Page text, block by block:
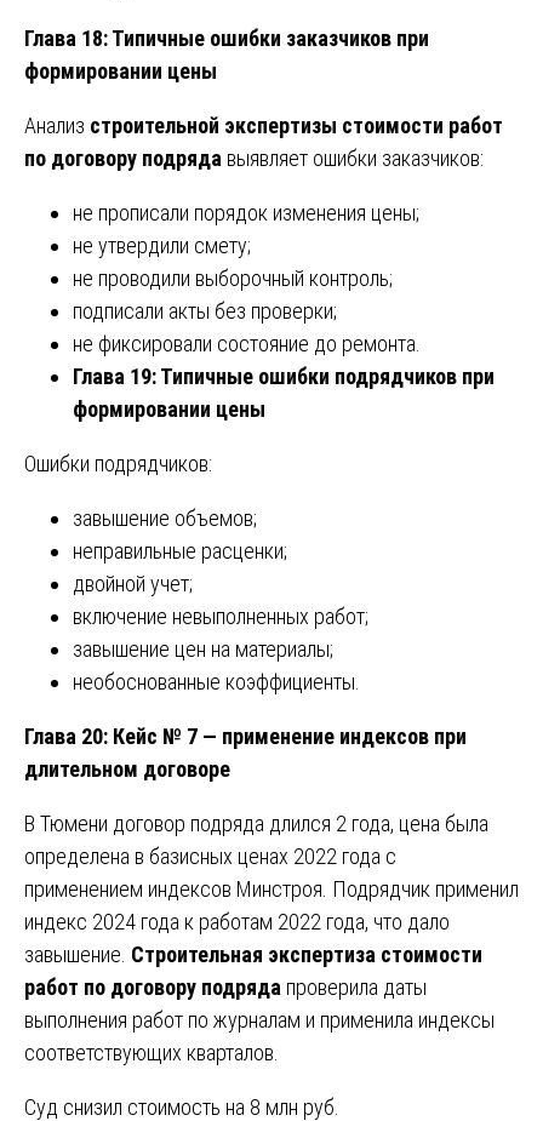
Глава 18: Типичные ошибки заказчиков при
формировании цены
Анализ строительной экспертизы стоимости работ
по договору подряда выявляет ошибки заказчиков:
не прописали порядок изменения цены;
не утвердили смету;
не проводили выборочный контроль;
подписали акты без проверки;
не фиксировали состояние до ремонта.
Глава 19: Типичные ошибки подрядчиков при
формировании цены
Ошибки подрядчиков:
завышение объемов;
неправильные расценки;
двойной учет;
включение невыполненных работ;
завышение цен на материалы;
необоснованные коэффициенты.
Глава 20: Кейс № 7 — применение индексов при
длительном договоре
В Тюмени договор подряда длился 2 года, цена была
определена в базисных ценах 2022 года с
применением индексов Минстроя. Подрядчик применил
индекс 2024 года к работам 2022 года, что дало
завышение. Строительная экспертиза стоимости
работ по договору подряда проверила даты
выполнения работ по журналам и применила индексы
соответствующих кварталов.
Суд снизил стоимость на 8 млн руб.